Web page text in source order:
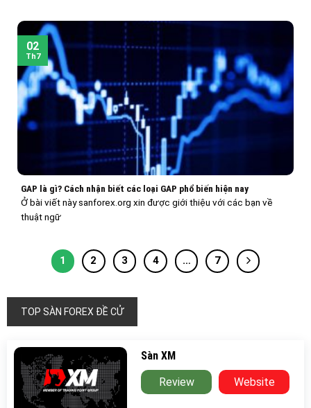
GAP là gì? Cách nhận biết các loại GAP phổ biến hiện nay
Ở bài viết này sanforex.org xin được giới thiệu với các bạn về
thuật ngữ
02
Th7
1 2 3 4 … 7
TOP SÀN FOREX ĐỀ CỬ
Sàn XM
Review
Website